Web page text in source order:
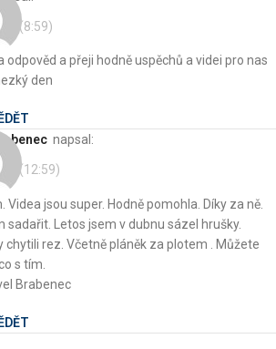
(8:59)
odpověd a přeji hodně uspěchů a videi pro nas
den
napsal:
(12:59)
Videa jsou super. Hodně pomohla. Díky za ně.
sadařit. Letos jsem v dubnu sázel hrušky.
chytili rez. Včetně pláněk za plotem . Můžete
s tím.
Brabenec